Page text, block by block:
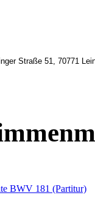
Straße 51, 70771
BWV 181 (Partitur)